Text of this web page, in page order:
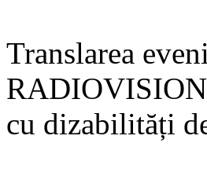
Translarea
RADIOVISION
cu dizabilități